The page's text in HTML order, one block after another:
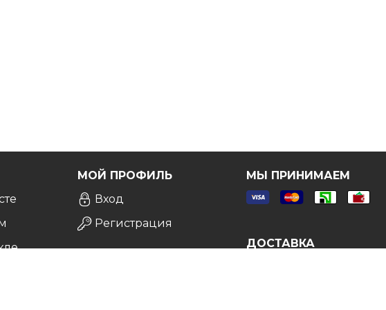
МОЙ ПРОФИЛЬ
Вход
Регистрация
МЫ ПРИНИМАЕМ
ДОСТАВКА